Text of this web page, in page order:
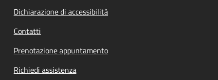
Dichiarazione di accessibilità
Contatti
Prenotazione appuntamento
Richiedi assistenza